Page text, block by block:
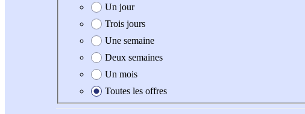
Date de création de l'offre
Un jour
Trois jours
Une semaine
Deux semaines
Un mois
Toutes les offres